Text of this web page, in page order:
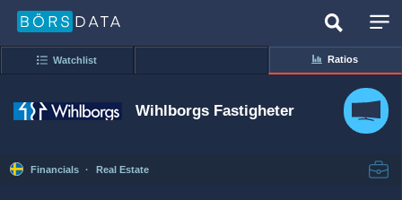
Watchlist Ratios
Wihlborgs Fastigheter
Financials · Real Estate